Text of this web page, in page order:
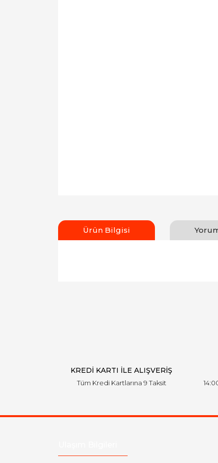
Ürün Bilgisi
KREDİ KARTI İLE ALIŞVERİŞ
Tüm Kredi Kartlarına 9 Taksit